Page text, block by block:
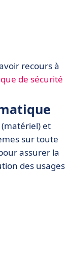
recours à
de sécurité
et
sur toute
assurer la
des usages